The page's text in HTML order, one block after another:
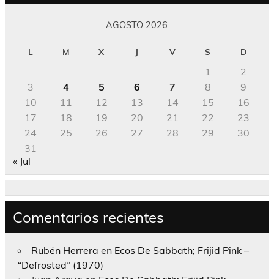
AGOSTO 2026
L M X J V S D
1
2
3
4 5 6 7 8
9
10
11 12 13 14 15
16
17
18 19 20 21 22
23
24
25 26 27 28 29
30
31
« Jul
Comentarios recientes
Rubén Herrera en Ecos De Sabbath; Frijid Pink –
“Defrosted” (1970)